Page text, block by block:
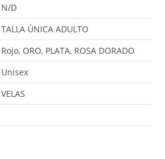
N/D
TALLA ÚNICA ADULTO
Rojo, ORO, PLATA, ROSA DORADO
Unisex
VELAS